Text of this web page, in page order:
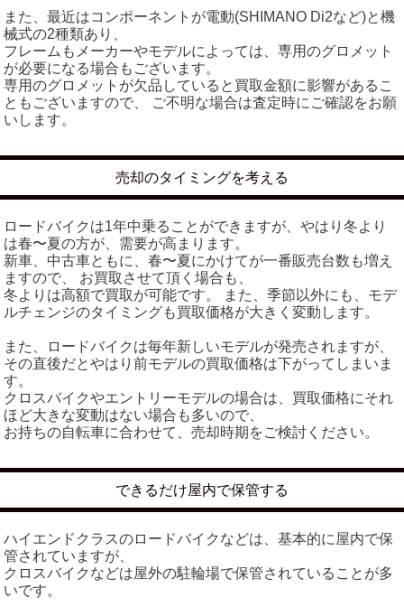
また、最近はコンポーネントが電動(SHIMANO Di2など)と機
械式の2種類あり、
フレームもメーカーやモデルによっては、専用のグロメット
が必要になる場合もございます。
専用のグロメットが欠品していると買取金額に影響があるこ
ともございますので、 ご不明な場合は査定時にご確認をお願
いします。
売却のタイミングを考える
ロードバイクは1年中乗ることができますが、やはり冬より
は春〜夏の方が、需要が高まります。
新車、中古車ともに、春〜夏にかけてが一番販売台数も増え
ますので、 お買取させて頂く場合も、
冬よりは高額で買取が可能です。 また、季節以外にも、モデ
ルチェンジのタイミングも買取価格が大きく変動します。
また、ロードバイクは毎年新しいモデルが発売されますが、
その直後だとやはり前モデルの買取価格は下がってしまいま
す。
クロスバイクやエントリーモデルの場合は、買取価格にそれ
ほど大きな変動はない場合も多いので、
お持ちの自転車に合わせて、売却時期をご検討ください。
できるだけ屋内で保管する
ハイエンドクラスのロードバイクなどは、基本的に屋内で保
管されていますが、
クロスバイクなどは屋外の駐輪場で保管されていることが多
いです。